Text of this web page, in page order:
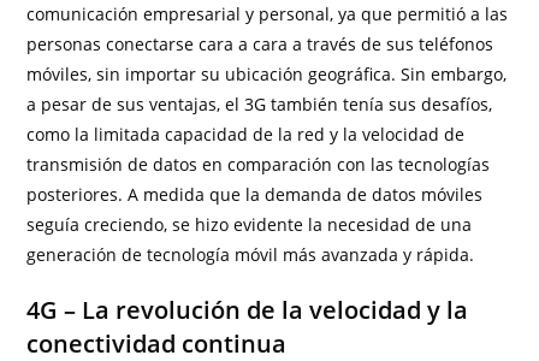
comunicación empresarial y personal, ya que permitió a las
personas conectarse cara a cara a través de sus teléfonos
móviles, sin importar su ubicación geográfica. Sin embargo,
a pesar de sus ventajas, el 3G también tenía sus desafíos,
como la limitada capacidad de la red y la velocidad de
transmisión de datos en comparación con las tecnologías
posteriores. A medida que la demanda de datos móviles
seguía creciendo, se hizo evidente la necesidad de una
generación de tecnología móvil más avanzada y rápida.
4G – La revolución de la velocidad y la
conectividad continua